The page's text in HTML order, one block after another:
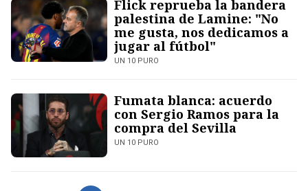
Flick reprueba la bandera
palestina de Lamine: "No
me gusta, nos dedicamos a
jugar al fútbol"
UN 10 PURO
Fumata blanca: acuerdo
con Sergio Ramos para la
compra del Sevilla
UN 10 PURO